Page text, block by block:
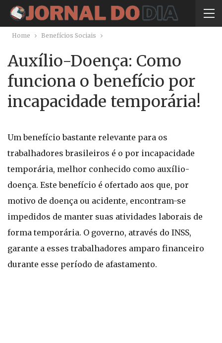
Home Benefícios Sociais
Auxílio-Doença: Como
funciona o benefício por
incapacidade temporária!
Um benefício bastante relevante para os
trabalhadores brasileiros é o por incapacidade
temporária, melhor conhecido como auxílio-
doença. Este benefício é ofertado aos que, por
motivo de doença ou acidente, encontram-se
impedidos de manter suas atividades laborais de
forma temporária. O governo, através do INSS,
garante a esses trabalhadores amparo financeiro
durante esse período de afastamento.